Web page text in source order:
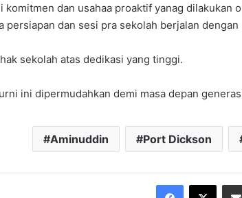
komitmen dan usahaa proaktif yanag dilakukan
persiapan dan sesi pra sekolah berjalan
sekolah atas dedikasi yang tinggi.
ini dipermudahkan demi masa depan
Aminuddin Port Dickson